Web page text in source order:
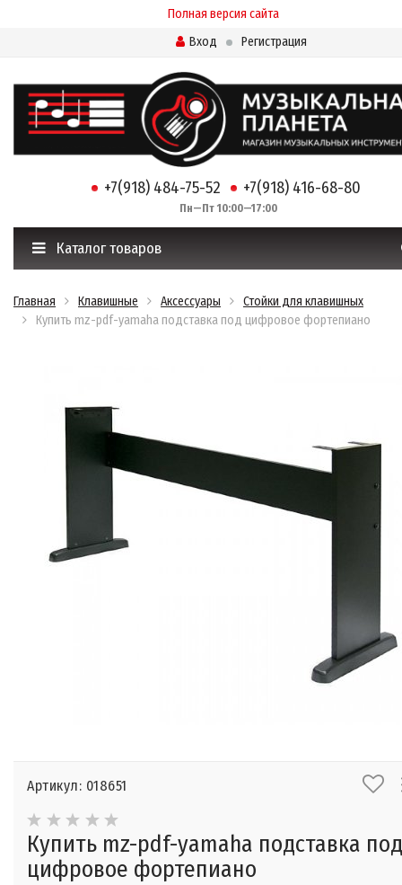
Полная версия сайта
Вход
Регистрация
+7(918) 484-75-52 +7(918) 416-68-80
Пн—Пт 10:00—17:00
Каталог товаров
Главная Клавишные Аксессуары
Стойки для клавишных
Купить mz-pdf-yamaha подставка под цифровое фортепиано
Артикул: 018651
Купить mz-pdf-yamaha подставка под
цифровое фортепиано